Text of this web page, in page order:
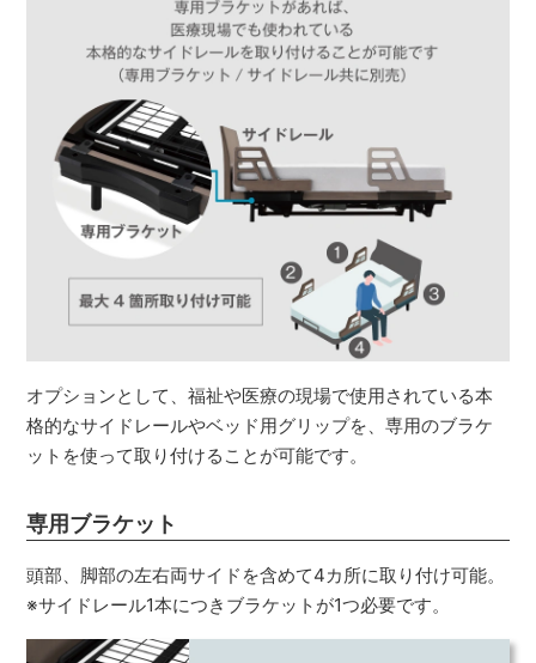
オプションとして、福祉や医療の現場で使用されている本
格的なサイドレールやベッド用グリップを、専用のブラケ
ットを使って取り付けることが可能です。
専用ブラケット
頭部、脚部の左右両サイドを含めて4カ所に取り付け可能。
※サイドレール1本につきブラケットが1つ必要です。